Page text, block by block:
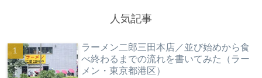
人気記事
ラーメン二郎三田本店／並び始めから食
べ終わるまでの流れを書いてみた（ラー
メン・東京都港区）